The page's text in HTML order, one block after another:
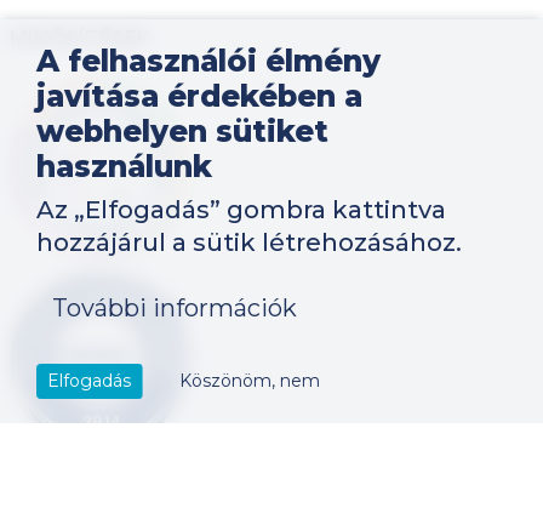
Kép
A felhasználói élmény
javítása érdekében a
webhelyen sütiket
használunk
Az „Elfogadás” gombra kattintva
hozzájárul a sütik létrehozásához.
További információk
Elfogadás Köszönöm, nem